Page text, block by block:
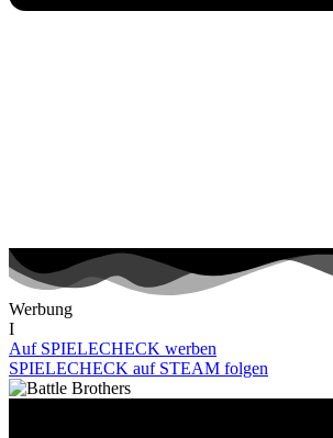
Werbung
I
Auf SPIELECHECK werben
SPIELECHECK auf STEAM folgen